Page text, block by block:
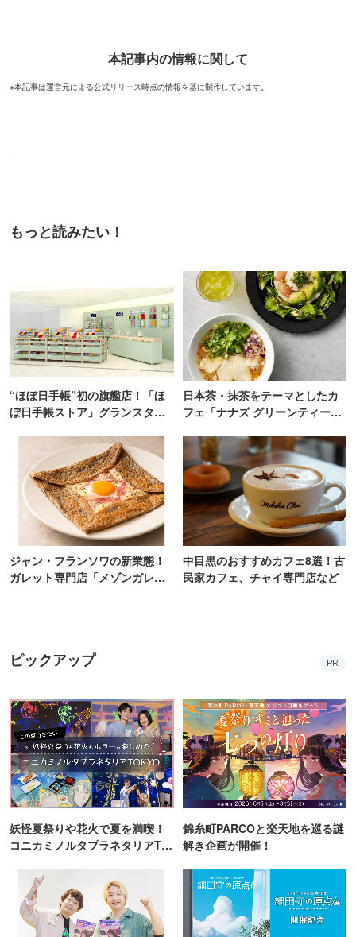
本記事内の情報に関して
※本記事は運営元による公式リリース時点の情報を基に制作しています。
もっと読みたい！
“ほぼ日手帳”初の旗艦店！「ほ
ぼ日手帳ストア」グランスタ東
日本茶・抹茶をテーマとしたカ
フェ「ナナズ グリーンティー」
ジャン・フランソワの新業態！
ガレット専門店「メゾンガレッ
中目黒のおすすめカフェ8選！古
民家カフェ、チャイ専門店など
ピックアップ PR
妖怪夏祭りや花火で夏を満喫！
コニカミノルタプラネタリアTO
錦糸町PARCOと楽天地を巡る謎
解き企画が開催！